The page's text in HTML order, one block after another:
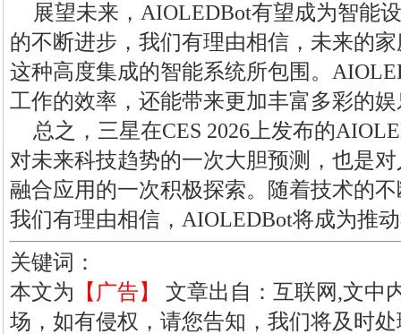
展望未来，AIOLEDBot有望成为智能
的不断进步，我们有理由相信，未来的
这种高度集成的智能系统所包围。
工作的效率，还能带来更加丰富多彩的
总之，三星在CES 2026上发布的
对未来科技趋势的一次大胆预测，也是
融合应用的一次积极探索。随着技术的
我们有理由相信，AIOLEDBot将成为推
关键词：
本文为 【广告】
文章出自：互联网,文中
场，如有侵权，请您告知，我们将及时